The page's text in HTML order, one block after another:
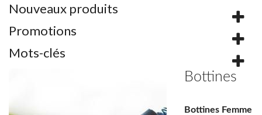
Nouveaux produits
Promotions
Mots-clés
Bottines
Bottines Femme